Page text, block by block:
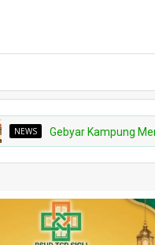
Gebyar Kampung Merah Putih